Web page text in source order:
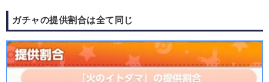
ガチャの提供割合は全て同じ